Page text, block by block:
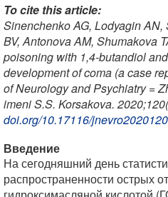
To cite this article:
Sinenchenko AG, Lodyagin
BV, Antonova AM, Shumakova
poisoning with 1,4-butandiol
development of coma (a case
of Neurology and Psychiatry =
imeni S.S. Korsakova.
doi.org/10.17116/
Введение
На сегодняшний день
распространенности острых